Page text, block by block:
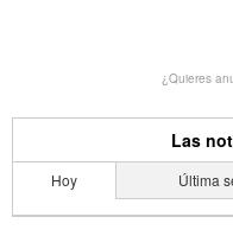
¿Quieres
Las
Hoy Última